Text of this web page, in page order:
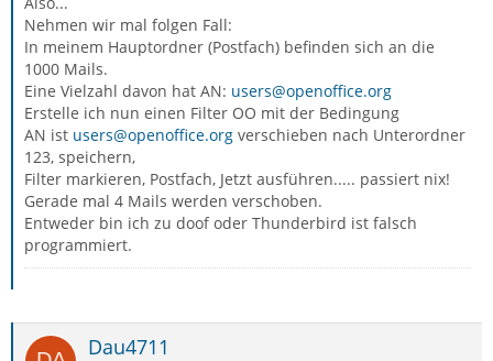
Nehmen wir mal folgen Fall:
In meinem Hauptordner (Postfach) befinden sich an die
1000 Mails.
Eine Vielzahl davon hat AN: users@openoffice.org
Erstelle ich nun einen Filter OO mit der Bedingung
AN ist users@openoffice.org verschieben nach Unterordner
123, speichern,
Filter markieren, Postfach, Jetzt ausführen..... passiert nix!
Gerade mal 4 Mails werden verschoben.
Entweder bin ich zu doof oder Thunderbird ist falsch
programmiert.
Dau4711